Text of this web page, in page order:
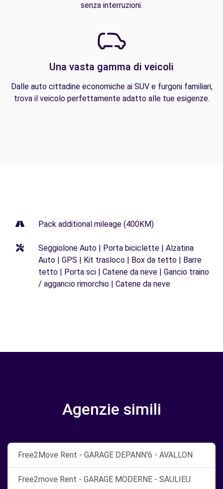
senza interruzioni.
Una vasta gamma di veicoli
Dalle auto cittadine economiche ai SUV e furgoni familiari,
trova il veicolo perfettamente adatto alle tue esigenze.
Pack additional mileage (400KM)
Seggiolone Auto | Porta biciclette | Alzatina
Auto | GPS | Kit trasloco | Box da tetto | Barre
tetto | Porta sci | Catene da neve | Gancio traino
/ aggancio rimorchio | Catene da neve
Agenzie simili
Free2Move Rent - GARAGE DEPANN'6 - AVALLON
Free2move Rent - GARAGE MODERNE - SAULIEU